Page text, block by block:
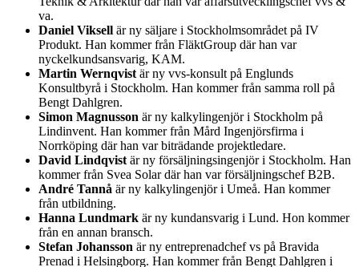
va.
Daniel Viksell är ny säljare i Stockholmsområdet på IV
Produkt. Han kommer från FläktGroup där han var
nyckelkundsansvarig, KAM.
Martin Wernqvist är ny vvs-konsult på Englunds
Konsultbyrå i Stockholm. Han kommer från samma roll på
Bengt Dahlgren.
Simon Magnusson är ny kalkylingenjör i Stockholm på
Lindinvent. Han kommer från Mård Ingenjörsfirma i
Norrköping där han var biträdande projektledare.
David Lindqvist är ny försäljningsingenjör i Stockholm. Han
kommer från Svea Solar där han var försäljningschef B2B.
André Tannå är ny kalkylingenjör i Umeå. Han kommer
från utbildning.
Hanna Lundmark är ny kundansvarig i Lund. Hon kommer
från en annan bransch.
Stefan Johansson är ny entreprenadchef vs på Bravida
Prenad i Helsingborg. Han kommer från Bengt Dahlgren i